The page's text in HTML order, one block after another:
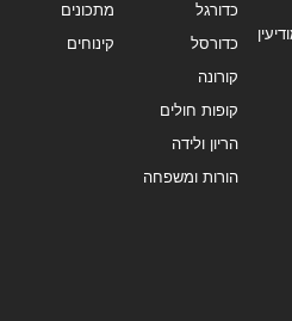
כדורגל
כדורסל
קורונה
קופות חולים
הריון ולידה
הורות ומשפחה
מתכונים
קינוחים